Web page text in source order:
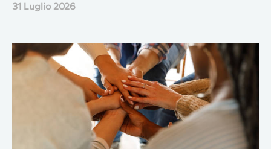
31 Luglio 2026